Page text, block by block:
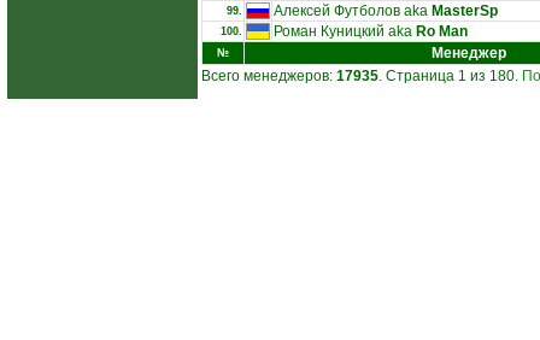
99. Алексей Футболов aka MasterSp
100. Роман Куницкий aka Ro Man
№
Менеджер
Всего менеджеров: 17935. Страница 1 из 180.